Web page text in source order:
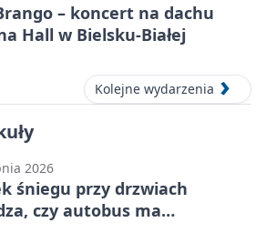
– koncert na dachu
Hall w Bielsku-Białej
Kolejne wydarzenia
2026
śniegu przy drzwiach
czy autobus ma